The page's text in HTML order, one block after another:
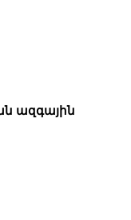
ազգային